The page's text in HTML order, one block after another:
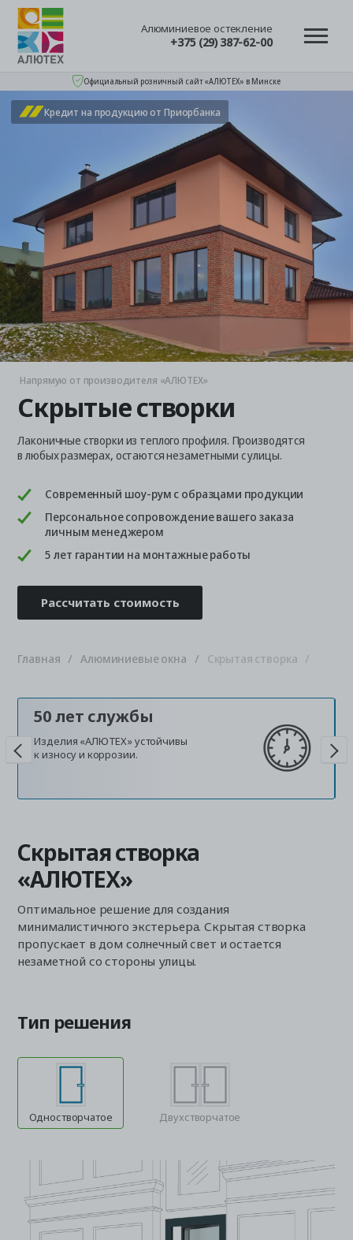
Алюминиевое остекление
+375 (29) 387-62-00
Официальный розничный сайт «АЛЮТЕХ» в Минске
Кредит на продукцию от Приорбанка
Напрямую от производителя «АЛЮТЕХ»
Скрытые створки
Лаконичные створки из теплого профиля. Производятся
в любых размерах, остаются незаметными с улицы.
Современный шоу-рум с образцами продукции
Персональное сопровождение вашего заказа
личным менеджером
5 лет гарантии на монтажные работы
Рассчитать стоимость
Главная Алюминиевые окна Скрытая створка
50 лет службы
Изделия «АЛЮТЕХ» устойчивы
к износу и коррозии.
Скрытая створка
«АЛЮТЕХ»
Оптимальное решение для создания
минималистичного экстерьера. Скрытая створка
пропускает в дом солнечный свет и остается
незаметной со стороны улицы.
Тип решения
Одностворчатое Двухстворчатое